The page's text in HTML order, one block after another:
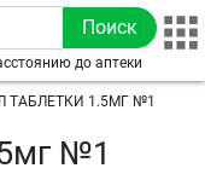
до аптеки
ТАБЛЕТКИ 1.5МГ №1
№1